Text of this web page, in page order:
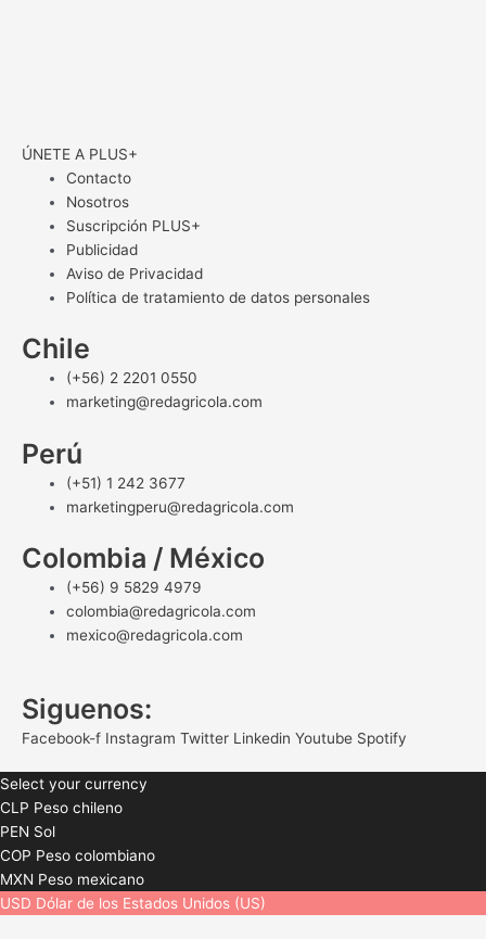
ÚNETE A PLUS+
Contacto
Nosotros
Suscripción PLUS+
Publicidad
Aviso de Privacidad
Política de tratamiento de datos personales
Chile
(+56) 2 2201 0550
marketing@redagricola.com
Perú
(+51) 1 242 3677
marketingperu@redagricola.com
Colombia / México
(+56) 9 5829 4979
colombia@redagricola.com
mexico@redagricola.com
Siguenos:
Facebook-f Instagram Twitter Linkedin Youtube Spotify
Select your currency
CLP Peso chileno
PEN Sol
COP Peso colombiano
MXN Peso mexicano
USD Dólar de los Estados Unidos (US)